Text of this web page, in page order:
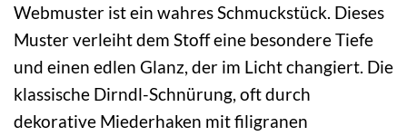
Webmuster ist ein wahres Schmuckstück. Dieses
Muster verleiht dem Stoff eine besondere Tiefe
und einen edlen Glanz, der im Licht changiert. Die
klassische Dirndl-Schnürung, oft durch
dekorative Miederhaken mit filigranen